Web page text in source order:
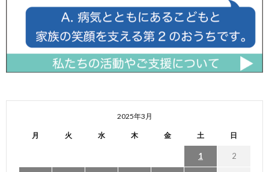
2025年3月
月 火 水 木 金 土 日
1 2